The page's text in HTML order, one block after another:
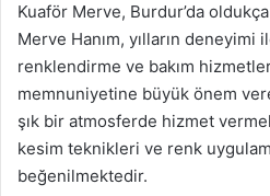
Kuaför Merve, Burdur’da
Merve Hanım, yılların deneyimi
renklendirme ve bakım
memnuniyetine büyük önem
şık bir atmosferde hizmet
kesim teknikleri ve renk
beğenilmektedir.